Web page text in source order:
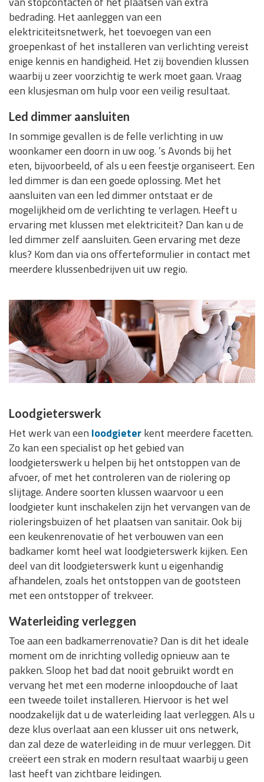
bedrading. Het aanleggen van een
elektriciteitsnetwerk, het toevoegen van een
groepenkast of het installeren van verlichting vereist
enige kennis en handigheid. Het zij bovendien klussen
waarbij u zeer voorzichtig te werk moet gaan. Vraag
een klusjesman om hulp voor een veilig resultaat.
Led dimmer aansluiten
In sommige gevallen is de felle verlichting in uw
woonkamer een doorn in uw oog. ’s Avonds bij het
eten, bijvoorbeeld, of als u een feestje organiseert. Een
led dimmer is dan een goede oplossing. Met het
aansluiten van een led dimmer ontstaat er de
mogelijkheid om de verlichting te verlagen. Heeft u
ervaring met klussen met elektriciteit? Dan kan u de
led dimmer zelf aansluiten. Geen ervaring met deze
klus? Kom dan via ons offerteformulier in contact met
meerdere klussenbedrijven uit uw regio.
Loodgieterswerk
Het werk van een loodgieterkent meerdere facetten.
Zo kan een specialist op het gebied van
loodgieterswerk u helpen bij het ontstoppen van de
afvoer, of met het controleren van de riolering op
slijtage. Andere soorten klussen waarvoor u een
loodgieter kunt inschakelen zijn het vervangen van de
rioleringsbuizen of het plaatsen van sanitair. Ook bij
een keukenrenovatie of het verbouwen van een
badkamer komt heel wat loodgieterswerk kijken. Een
deel van dit loodgieterswerk kunt u eigenhandig
afhandelen, zoals het ontstoppen van de gootsteen
met een ontstopper of trekveer.
Waterleiding verleggen
Toe aan een badkamerrenovatie? Dan is dit het ideale
moment om de inrichting volledig opnieuw aan te
pakken. Sloop het bad dat nooit gebruikt wordt en
vervang het met een moderne inloopdouche of laat
een tweede toilet installeren. Hiervoor is het wel
noodzakelijk dat u de waterleiding laat verleggen. Als u
deze klus overlaat aan een klusser uit ons netwerk,
dan zal deze de waterleiding in de muur verleggen. Dit
creëert een strak en modern resultaat waarbij u geen
last heeft van zichtbare leidingen.